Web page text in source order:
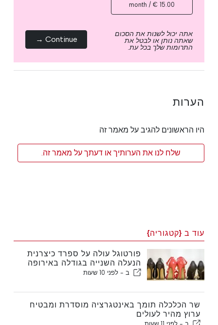
15.00 € / month
אתה יכול לשנות את הסכום
שאתה נותן או לבטל את
התרומות שלך בכל עת.
Continue →
הערות
היו הראשונים להגיב על מאמר זה
שלח לנו את הערותיך או דעתך על מאמר זה.
עוד ב {קטגוריה}
פורטוגל עולה על ספרד כיצרנית
הנעלה השנייה בגודלה באירופה
ב - לפני 10 שעות
שר הכלכלה תומך באינטגרציה מוסדרת ומבטיח
ערוץ מהיר לעולים